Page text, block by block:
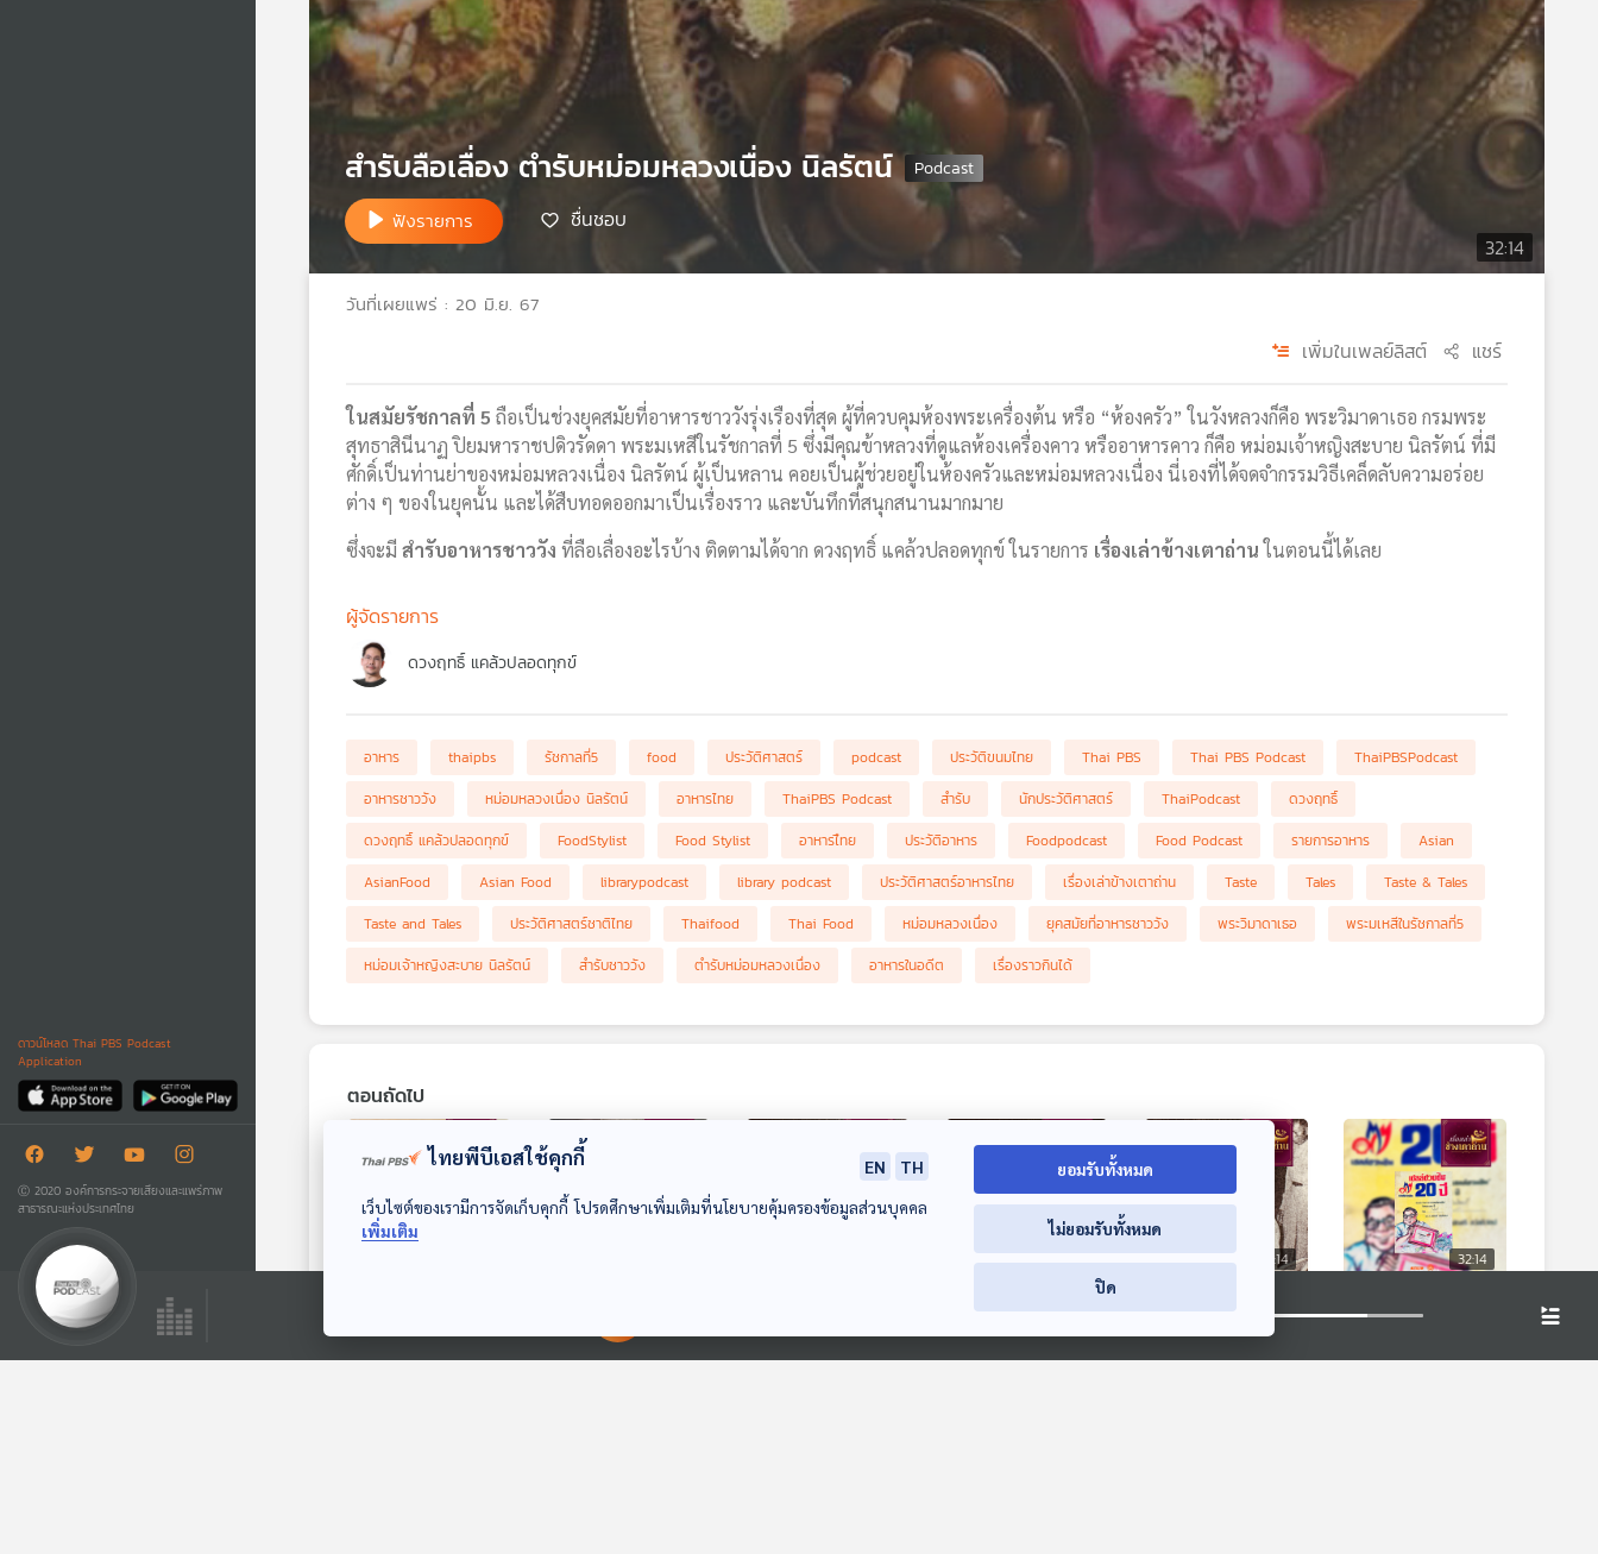
ดาวน์โหลด Thai PBS Podcast
Application
Ⓒ 2020 องค์การกระจายเสียงและแพร่ภาพ
สาธารณะแห่งประเทศไทย
32:14
สำรับลือเลื่อง ตำรับหม่อมหลวงเนื่อง นิลรัตน์
ฟังรายการ ชื่นชอบ
วันที่เผยแพร่ : 20 มิ.ย. 67
เพิ่มในเพลย์ลิสต์ แชร์
ในสมัยรัชกาลที่ 5 ถือเป็นช่วงยุคสมัยที่อาหารชาววังรุ่งเรืองที่สุด ผู้ที่ควบคุมห้องพระเครื่องต้น หรือ “ห้องครัว” ในวังหลวงก็คือ พระวิมาดาเธอ กรมพระ
สุทธาสินีนาฏ ปิยมหาราชปดิวรัดดา พระมเหสีในรัชกาลที่ 5 ซึ่งมีคุณข้าหลวงที่ดูแลห้องเครื่องคาว หรืออาหารคาว ก็คือ หม่อมเจ้าหญิงสะบาย นิลรัตน์ ที่มี
ศักดิ์เป็นท่านย่าของหม่อมหลวงเนื่อง นิลรัตน์ ผู้เป็นหลาน คอยเป็นผู้ช่วยอยู่ในห้องครัวและหม่อมหลวงเนื่อง นี่เองที่ได้จดจำกรรมวิธีเคล็ดลับความอร่อย
ต่าง ๆ ของในยุคนั้น และได้สืบทอดออกมาเป็นเรื่องราว และบันทึกที่สนุกสนานมากมาย
ซึ่งจะมี สำรับอาหารชาววัง ที่ลือเลื่องอะไรบ้าง ติดตามได้จาก ดวงฤทธิ์ แคล้วปลอดทุกข์ ในรายการ เรื่องเล่าข้างเตาถ่านในตอนนี้ได้เลย
ผู้จัดรายการ
ดวงฤทธิ์ แคล้วปลอดทุกข์
อาหาร thaipbs รัชกาลที่5 food ประวัติศาสตร์ podcast ประวัติขนมไทย Thai PBS Thai PBS Podcast
ThaiPBSPodcast
อาหารชาววัง
หม่อมหลวงเนื่อง นิลรัตน์ อาหารไทย ThaiPBS Podcast สำรับ นักประวัติศาสตร์ ThaiPodcast
ดวงฤทธิ์
ดวงฤทธิ์ แคล้วปลอดทุกข์
FoodStylist Food Stylist อาหารไืทย ประวัติอาหาร Foodpodcast Food Podcast รายการอาหาร
Asian
AsianFood
Asian Food librarypodcast library podcast ประวัติศาสตร์อาหารไทย เรื่องเล่าข้างเตาถ่าน Taste Tales
Taste & Tales
Taste and Tales
ประวัติศาสตร์ชาติไทย Thaifood Thai Food หม่อมหลวงเนื่อง ยุคสมัยที่อาหารชาววัง พระวิมาดาเธอ
พระมเหสีในรัชกาลที่5
หม่อมเจ้าหญิงสะบาย นิลรัตน์
สำรับชาววัง ตำรับหม่อมหลวงเนื่อง อาหารในอดีต เรื่องราวกินได้
ตอนถัดไป
เรื่องเล่าข้างเตาถ่าน
ครอกทองอยู่
กับ “กุ๊ก“ กิตินัดดา
ตอนที่ 1
32:14
มื้ออร่อยที่ไกลกังวล
กับ “กุ๊ก“ กิตินัดดา
ตอนที่ 2
32:14
มื้ออร่อยที่ไกลกังวล
กับ“กุ๊ก“ กิตินัดดา
ตอนที่ 3
32:14
เชลส์ชวนชิม ยิ้มสนุก
00:00:00
ไทยพีบีเอสใช้คุกกี้ EN
TH
เว็บไซต์ของเรามีการจัดเก็บคุกกี้ โปรดศึกษาเพิ่มเติมที่นโยบายคุ้มครองข้อมูลส่วนบุคคล
เพิ่มเติม
ยอมรับทั้งหมด
ไม่ยอมรับทั้งหมด
ปิด